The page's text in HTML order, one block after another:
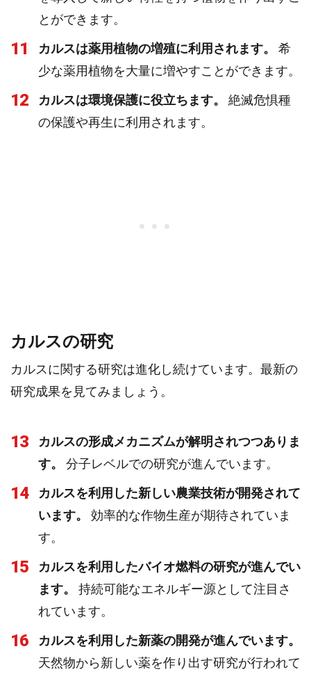
とができます。
11 カルスは薬用植物の増殖に利用されます。
希
少な薬用植物を大量に増やすことができます。
12 カルスは環境保護に役立ちます。
絶滅危惧種
の保護や再生に利用されます。
カルスの研究
カルスに関する研究は進化し続けています。最新の
研究成果を見てみましょう。
13
カルスの形成メカニズムが解明されつつありま
す。
分子レベルでの研究が進んでいます。
14
カルスを利用した新しい農業技術が開発されて
います。
効率的な作物生産が期待されていま
す。
15
カルスを利用したバイオ燃料の研究が進んでい
ます。
持続可能なエネルギー源として注目さ
れています。
16
カルスを利用した新薬の開発が進んでいます。
天然物から新しい薬を作り出す研究が行われて